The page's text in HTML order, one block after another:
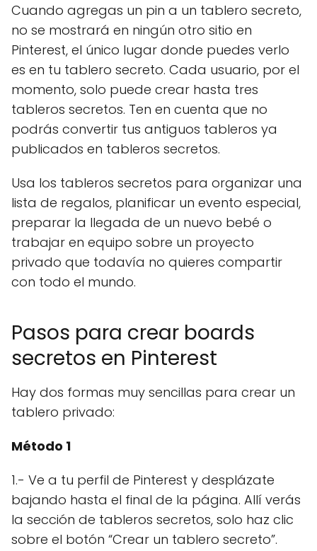
Cuando agregas un pin a un tablero secreto,
no se mostrará en ningún otro sitio en
Pinterest, el único lugar donde puedes verlo
es en tu tablero secreto. Cada usuario, por el
momento, solo puede crear hasta tres
tableros secretos. Ten en cuenta que no
podrás convertir tus antiguos tableros ya
publicados en tableros secretos.
Usa los tableros secretos para organizar una
lista de regalos, planificar un evento especial,
preparar la llegada de un nuevo bebé o
trabajar en equipo sobre un proyecto
privado que todavía no quieres compartir
con todo el mundo.
Pasos para crear boards
secretos en Pinterest
Hay dos formas muy sencillas para crear un
tablero privado:
Método 1
1.- Ve a tu perfil de Pinterest y desplázate
bajando hasta el final de la página. Allí verás
la sección de tableros secretos, solo haz clic
sobre el botón “Crear un tablero secreto”.